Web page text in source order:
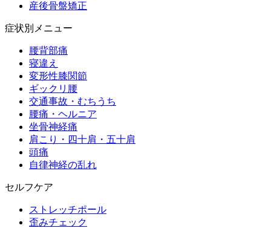
産後骨盤矯正
症状別メニュー
腰背部痛
寝違え
変形性膝関節
ギックリ腰
交通事故・むちうち
腰痛・ヘルニア
坐骨神経痛
肩こり・四十肩・五十肩
頭痛
自律神経の乱れ
セルフケア
ストレッチポール
歪みチェック